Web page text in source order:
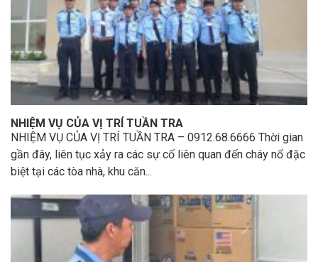
NHIỆM VỤ CỦA VỊ TRÍ TUẦN TRA
NHIỆM VỤ CỦA VỊ TRÍ TUẦN TRA – 0912.68.6666 Thời gian
gần đây, liên tục xảy ra các sự cố liên quan đến cháy nổ đặc
biệt tại các tòa nhà, khu căn...